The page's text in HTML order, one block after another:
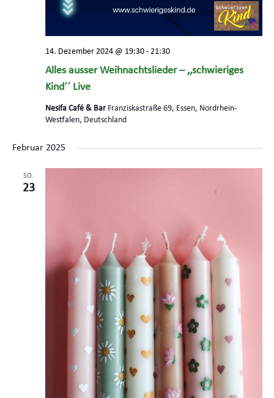
Alles ausser Weihnachtslieder – ,,schwieriges
Kind´´ Live
14. Dezember 2024 @ 19:30- 21:30
Nesifa Café & Bar Franziskastraße 69, Essen, Nordrhein-
Westfalen, Deutschland
Februar 2025
SO.
23